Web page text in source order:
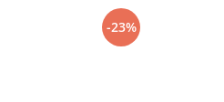
-23%